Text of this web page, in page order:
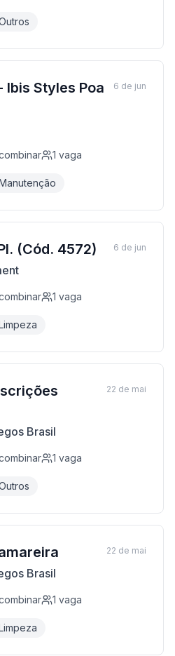
Styles Poa
1 vaga
6 de jun
(Cód. 4572)
1 vaga
6 de jun
Brasil
1 vaga
22 de mai
Brasil
1 vaga
22 de mai